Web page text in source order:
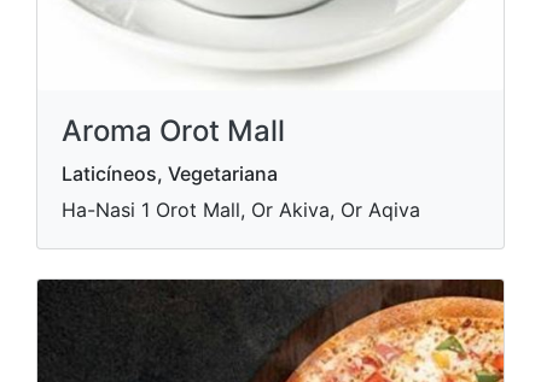
Aroma Orot Mall
Laticíneos, Vegetariana
Ha-Nasi 1 Orot Mall, Or Akiva, Or Aqiva